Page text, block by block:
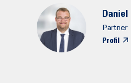
Daniel
Partner
Profil